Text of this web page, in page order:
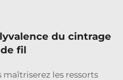
du cintrage
de fil
maîtriserez les ressorts